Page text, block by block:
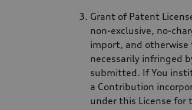
Grant of Patent
non-exclusive, no-
import, and
necessarily infringed
submitted. If You
a Contribution
under this License